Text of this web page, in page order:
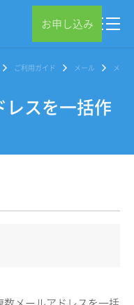
お申し込み
ご利用ガイド メール
メ
レスを一括作